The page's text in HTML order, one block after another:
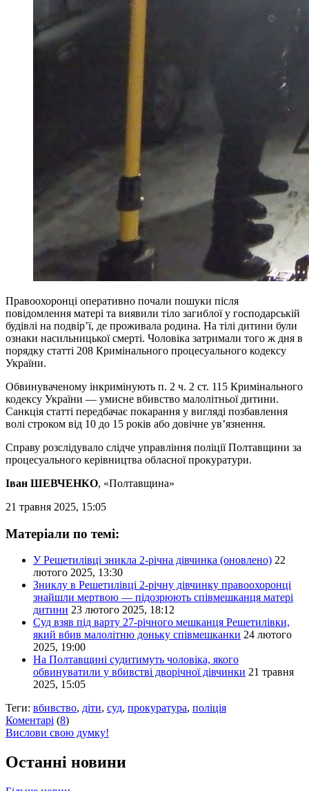
Правоохоронці оперативно почали пошуки після
повідомлення матері та виявили тіло загиблої у господарській
будівлі на подвір’ї, де проживала родина. На тілі дитини були
ознаки насильницької смерті. Чоловіка затримали того ж дня в
порядку статті 208 Кримінального процесуального кодексу
України.
Обвинуваченому інкримінують п. 2 ч. 2 ст. 115 Кримінального
кодексу України — умисне вбивство малолітньої дитини.
Санкція статті передбачає покарання у вигляді позбавлення
волі строком від 10 до 15 років або довічне ув’язнення.
Справу розслідувало слідче управління поліції Полтавщини за
процесуального керівництва обласної прокуратури.
Іван ШЕВЧЕНКО, «Полтавщина»
21 травня 2025, 15:05
Матеріали по темі:
У Решетилівці зникла 2-річна дівчинка (оновлено) 22
лютого 2025, 13:30
Зниклу в Решетилівці 2-річну дівчинку правоохоронці
знайшли мертвою — підозрюють співмешканця матері
дитини 23 лютого 2025, 18:12
Суд взяв під варту 27-річного мешканця Решетилівки,
який вбив малолітню доньку співмешканки 24 лютого
2025, 19:00
На Полтавщині судитимуть чоловіка, якого
обвинуватили у вбивстві дворічної дівчинки 21 травня
2025, 15:05
Теги: вбивство, діти, суд, прокуратура, поліція
Коментарі (8)
Вислови свою думку!
Останні новини